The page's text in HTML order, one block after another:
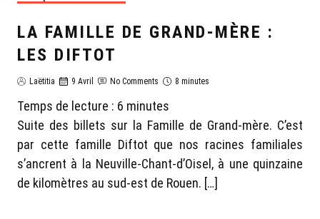
LA FAMILLE DE GRAND-MÈRE :
LES DIFTOT
Laëtitia 9 Avril No Comments 8 minutes
Temps de lecture : 6 minutes
Suite des billets sur la Famille de Grand-mère. C’est
par cette famille Diftot que nos racines familiales
s’ancrent à la Neuville-Chant-d’Oisel, à une quinzaine
de kilomètres au sud-est de Rouen. […]